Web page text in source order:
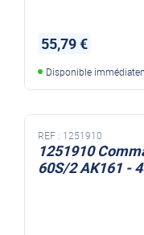
55,79 €
Disponible
REF : 1251910
1251910
60S/2 AK161 -